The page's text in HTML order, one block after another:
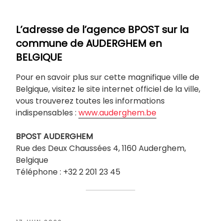
L’adresse de l’agence BPOST sur la
commune deAUDERGHEM en
BELGIQUE
Pour en savoir plus sur cette magnifique ville de
Belgique, visitez le site internet officiel de la ville,
vous trouverez toutes les informations
indispensables : www.auderghem.be
BPOSTAUDERGHEM
Rue des Deux Chaussées 4, 1160 Auderghem,
Belgique
Téléphone : +32 2 201 23 45